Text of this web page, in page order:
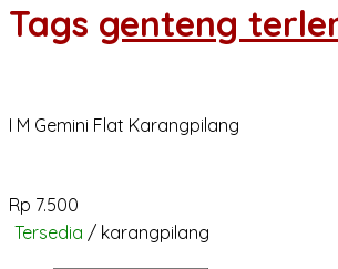
Tags genteng
I M Gemini Flat Karangpilang
Rp 7.500
Tersedia / karangpilang